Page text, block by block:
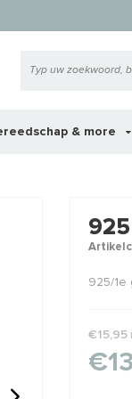
& more
925/1e
€15,95